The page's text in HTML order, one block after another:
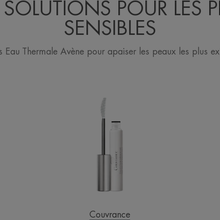
POUR LES
SENSIBLES
Eau Thermale Avène pour apaiser les peaux les plus
noir
Couvrance